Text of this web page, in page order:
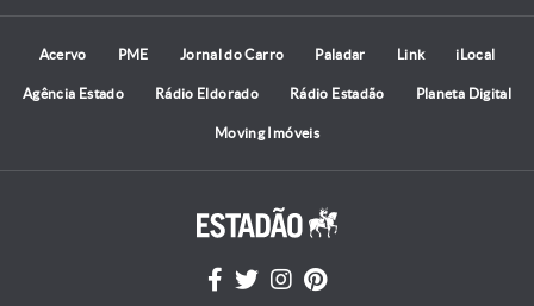
Acervo PME Jornal do Carro Paladar Link iLocal
Agência Estado Rádio Eldorado Rádio Estadão Planeta Digital
Moving Imóveis